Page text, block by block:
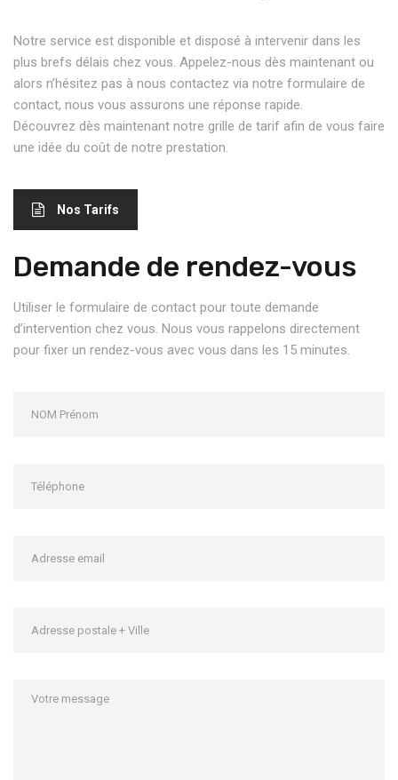
Notre service est disponible et disposé à intervenir dans les
plus brefs délais chez vous. Appelez-nous dès maintenant ou
alors n’hésitez pas à nous contactez via notre formulaire de
contact, nous vous assurons une réponse rapide.
Découvrez dès maintenant notre grille de tarif afin de vous faire
une idée du coût de notre prestation.
Nos Tarifs
Demande de rendez-vous
Utiliser le formulaire de contact pour toute demande
d’intervention chez vous. Nous vous rappelons directement
pour fixer un rendez-vous avec vous dans les 15 minutes.